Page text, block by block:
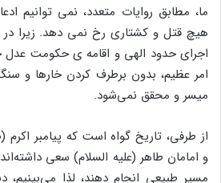
ما، مطابق روایات متعدد، نمی توانیم
هیچ قتل و کشتاری رخ نمی دهد. زیرا در
اجرای حدود الهی و اقامه ی حکومت
امر عظیم، بدون برطرف کردن خارها و
میسر و محقق نمی‌شود.
از طرفی، تاریخ گواه است که پیامبر اکرم
و امامان طاهر (علیه السلام) سعی
مسیر طبیعی انجام دهند، لذا